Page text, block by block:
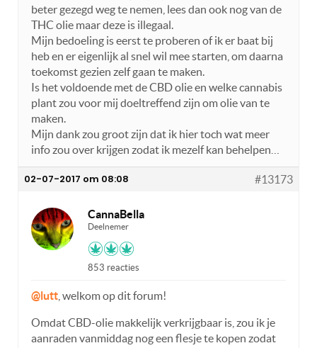
beter gezegd weg te nemen, lees dan ook nog van de
THC olie maar deze is illegaal.
Mijn bedoeling is eerst te proberen of ik er baat bij
heb en er eigenlijk al snel wil mee starten, om daarna
toekomst gezien zelf gaan te maken.
Is het voldoende met de CBD olie en welke cannabis
plant zou voor mij doeltreffend zijn om olie van te
maken.
Mijn dank zou groot zijn dat ik hier toch wat meer
info zou over krijgen zodat ik mezelf kan behelpen…
02-07-2017 om 08:08 #13173
CannaBella
Deelnemer
853 reacties
@lutt , welkom op dit forum!
Omdat CBD-olie makkelijk verkrijgbaar is, zou ik je
aanraden vanmiddag nog een flesje te kopen zodat